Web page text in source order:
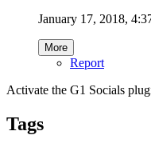
January 17, 2018,
More
Report
Activate the G1 Socials
Tags